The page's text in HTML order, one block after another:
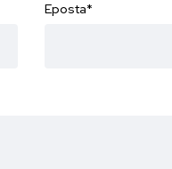
Eposta*